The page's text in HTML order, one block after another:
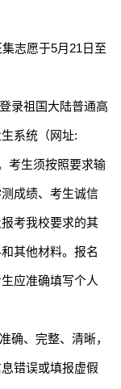
集志愿于5月 21 日至
录祖国大陆普通高
系统（网址:
考生须按照要求输
成绩、考生诚信
考我校要求的其
其他材料。报名
应准确填写个人
确、完整、清晰，
错误或填报虚假